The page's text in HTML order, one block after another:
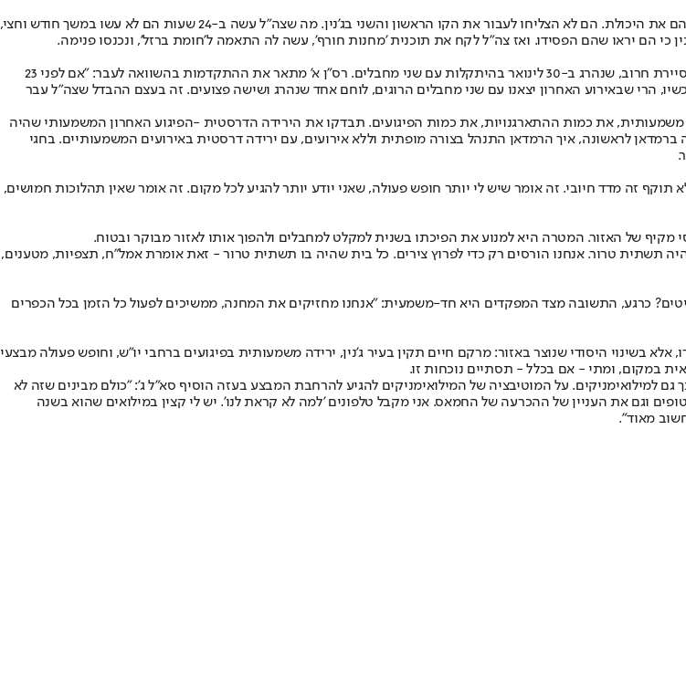
האירוע שקדם למבצע חומת ברזל המנגנונים הפלשתינים רצו לפעול בג'נין, אבל בצה"ל הבינו שאין להם את היכולת. הם לא הצליחו לעבור את הקו הראשון והשני בג'נין. מה שצה"ל עשה ב-24 שעות הם לא עשו במשך חודש וחצי,
כי הם יראו שהם הפסידו. ואז צה"ל לקח את תוכנית 'מחנות חורף', עשה לה התאמה ל'חומת ברזל', ונכנסו פנימה.
המבצע במחנה הפליטים גבה עד כה שלושה הרוגים מכוחות צה"ל, בהם סמ"ר ליאם חזי ז"ל, לוחם בסיירת חרוב, שנהרג ב-30 לינואר בהיתקלות עם שני מחבלים. רס"ן א' מתאר את ההתקדמות בהשוואה לעבר: "אם לפני 23
13 לוחמים בקרב במקום בו אנו עומדים עכשיו, הרי שבאירוע האחרון יצאנו עם שני מחבלים הרוגים, לוחם אחד שנהרג ושישה פצועים. זה בעצם ההבדל שצה"ל עבר
את כמות ההתארגנויות, את כמות הפיגועים. תבדקו את הירידה הדרסטית -הפיגוע האחרון המשמעותי שהיה
ברמדאן לראשונה, איך הרמדאן התנהל בצורה מופתית וללא אירועים, עם ירידה דרסטית באירועים המשמעותיים. בחגי
זה מדד חיובי. זה אומר שיש לי יותר חופש פעולה, שאני יודע יותר להגיע לכל מקום. זה אומר שאין תהלוכות חמושים,
של האזור. המטרה היא למנוע את הפיכתו בשנית למקלט למחבלים ולהפוך אותו לאזור מבוקר ובטוח.
תשתית טרור. אנחנו הורסים רק כדי לפרוץ צירים. כל בית שהיה בו תשתית טרור - זאת אומרת אמל"ח, תצפיות, מטענים,
כרגע, התשובה מצד המפקדים היא חד-משמעית: "אנחנו מחזיקים את המחנה, ממשיכים לפעול כל הזמן בכל הכפרים
היסודי שנוצר באזור: מרקם חיים תקין בעיר ג'נין, ירידה משמעותית בפיגועים ברחבי יו"ש, וחופש פעולה מבצעי
במקום, ומתי - אם בכלל - תסתיים נוכחות זו.
גם למילואימניקים. על המוטיבציה של המילואימניקים להגיע להרחבת המבצע בעזה הוסיף סא"ל ג': "כולם מבינים שזה לא
וגם את העניין של ההכרעה של החמאס. אני מקבל טלפונים 'למה לא קראת לנו'. יש לי קצין במילואים שהוא בשנה
מאוד".